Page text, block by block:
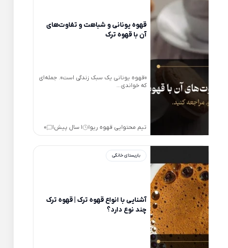
قهوه یونانی و شباهت و تفاوت‌های
آن با قهوه ترک
«قهوه یونانی یک سبک زندگی است». جمله‌ای
که خواندی...
تیم محتوایی قهوه ریو| 1 سال پیش |
0
باریستای خانگی
آشنایی با انواع قهوه ترک | قهوه ترک
چند نوع دارد؟